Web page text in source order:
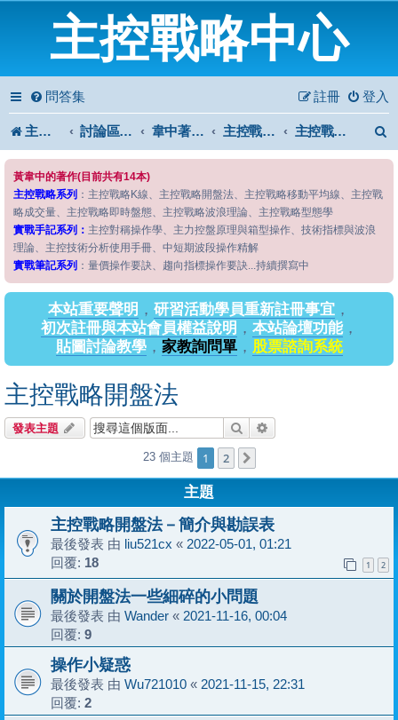
主控戰略中心
問答集 登入
註冊
主控戰略中心 討論區首頁 韋中著作問答區 主控戰略系列 主控戰略開盤法
黃韋中的著作(目前共有14本)
主控戰略系列 ：主控戰略K線、主控戰略開盤法、主控戰略移動平均線、主控戰
略成交量、主控戰略即時盤態、主控戰略波浪理論、主控戰略型態學
實戰手記系列： 主控對稱操作學、主力控盤原理與箱型操作、技術指標與波浪
理論、主控技術分析使用手冊、中短期波段操作精解
實戰筆記系列 ：量價操作要訣、趨向指標操作要訣...持續撰寫中
本站重要聲明 ， 研習活動學員重新註冊事宜 ，
初次註冊與本站會員權益說明 ， 本站論壇功能，
貼圖討論教學， 家教詢問單， 股票諮詢系統
主控戰略開盤法
發表主題 搜尋
23 個主題 1 2
主題
主控戰略開盤法－簡介與勘誤表
最後發表 由 liu521cx « 2022-05-01, 01:21
回覆: 18 1 2
關於開盤法一些細碎的小問題
最後發表 由 Wander « 2021-11-16, 00:04
回覆: 9
操作小疑惑
最後發表 由 Wu721010 « 2021-11-15, 22:31
回覆: 2